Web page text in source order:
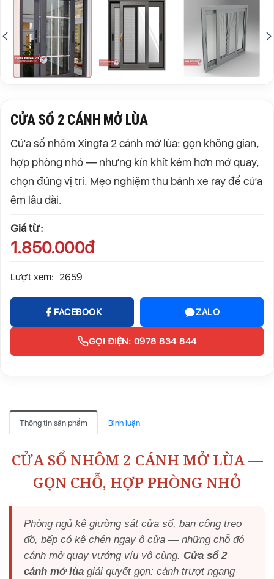
CỬA SỔ 2 CÁNH MỞ LÙA
Cửa sổ nhôm Xingfa 2 cánh mở lùa: gọn không gian,
hợp phòng nhỏ — nhưng kín khít kém hơn mở quay,
chọn đúng vị trí. Mẹo nghiệm thu bánh xe ray để cửa
êm lâu dài.
Giá từ:
1.850.000đ
Lượt xem: 2659
FACEBOOK ZALO
GỌI ĐIỆN: 0978 834 844
Thông tin sản phẩm Bình luận
CỬA SỔ NHÔM 2 CÁNH MỞ LÙA —
GỌN CHỖ, HỢP PHÒNG NHỎ
Phòng ngủ kê giường sát cửa sổ, ban công treo
đồ, bếp có kệ chén ngay ô cửa — những chỗ đó
cánh mở quay vướng víu vô cùng. Cửa sổ 2
cánh mở lùa giải quyết gọn: cánh trượt ngang